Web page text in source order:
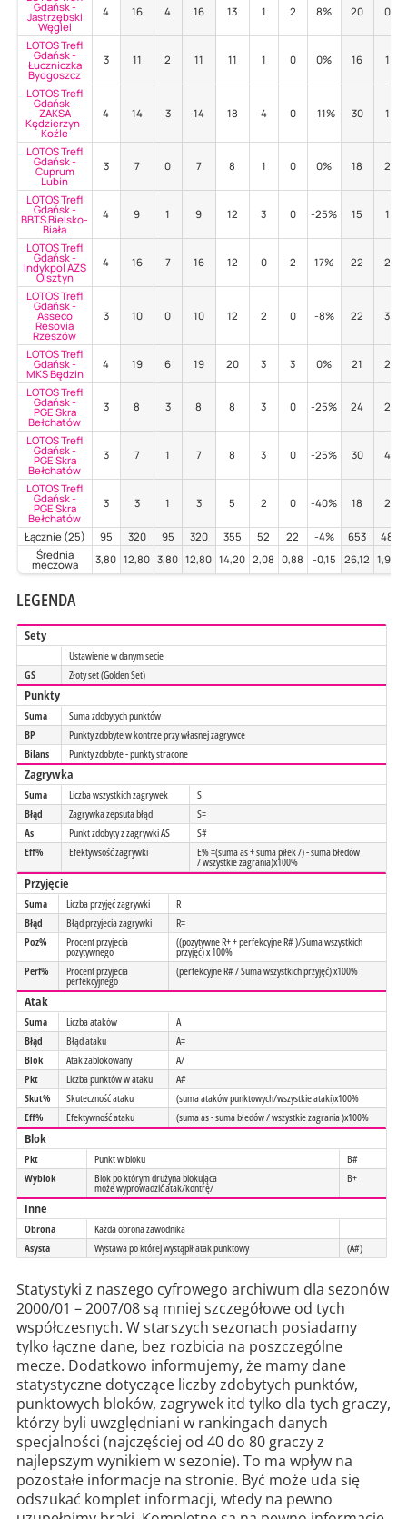
Gdańsk -
Jastrzębski
Węgiel
4 16 4 16 13 1 2 8% 20 0
LOTOS Trefl
Gdańsk -
Łuczniczka
Bydgoszcz
3 11 2 11 11 1 0 0% 16 1
LOTOS Trefl
Gdańsk -
ZAKSA
Kędzierzyn-
Koźle
4 14 3 14 18 4 0 -11% 30 1
LOTOS Trefl
Gdańsk -
Cuprum
Lubin
3 7 0 7 8 1 0 0% 18 2
LOTOS Trefl
Gdańsk -
BBTS Bielsko-
Biała
4 9 1 9 12 3 0 -25% 15 1
LOTOS Trefl
Gdańsk -
Indykpol AZS
Olsztyn
4 16 7 16 12 0 2 17% 22 2
LOTOS Trefl
Gdańsk -
Asseco
Resovia
Rzeszów
3 10 0 10 12 2 0 -8% 22 3
LOTOS Trefl
Gdańsk -
MKS Będzin
4 19 6 19 20 3 3 0% 21 2
LOTOS Trefl
Gdańsk -
PGE Skra
Bełchatów
3 8 3 8 8 3 0 -25% 24 2
LOTOS Trefl
Gdańsk -
PGE Skra
Bełchatów
3 7 1 7 8 3 0 -25% 30 4
LOTOS Trefl
Gdańsk -
PGE Skra
Bełchatów
3 3 1 3 5 2 0 -40% 18 2
Łącznie (25) 95 320 95 320 355 52 22 -4% 653 48
Średnia
meczowa 3,80 12,80 3,80 12,80 14,20 2,08 0,88 -0,15 26,12 1,92
LEGENDA
Sety
Ustawienie w danym secie
GS
Złoty set (Golden Set)
Punkty
Suma
Suma zdobytych punktów
BP
Punkty zdobyte w kontrze przy własnej zagrywce
Bilans
Punkty zdobyte - punkty stracone
Zagrywka
Suma Liczba wszystkich zagrywek
S
Błąd
Zagrywka zepsuta błąd
S=
As
Punkt zdobyty z zagrywki AS
S#
Eff%
Efektywsość zagrywki E% =(suma as + suma piłek /) - suma błedów
/ wszystkie zagrania)x100%
Przyjęcie
Suma Liczba przyjęć zagrywki
R
Błąd
Błąd przyjecia zagrywki
R=
Poz%
Procent przyjecia
pozytywnego
((pozytywne R+ + perfekcyjne R# )/Suma wszystkich
przyjęć) x 100%
Perf%
Procent przyjecia
perfekcyjnego
(perfekcyjne R# / Suma wszystkich przyjęć) x100%
Atak
Suma Liczba ataków
A
Błąd
Błąd ataku
A=
Blok
Atak zablokowany
A/
Pkt
Liczba punktów w ataku
A#
Skut%
Skuteczność ataku
(suma ataków punktowych/wszystkie ataki)x100%
Eff%
Efektywność ataku (suma as - suma błedów / wszystkie zagrania )x100%
Blok
Pkt Punkt w bloku
B#
Wyblok
Blok po którym drużyna blokująca
może wyprowadzić atak/kontrę/
B+
Inne
Obrona
Każda obrona zawodnika
Asysta
Wystawa po której wystąpił atak punktowy (A#)
Statystyki z naszego cyfrowego archiwum dla sezonów
2000/01 – 2007/08 są mniej szczegółowe od tych
współczesnych. W starszych sezonach posiadamy
tylko łączne dane, bez rozbicia na poszczególne
mecze. Dodatkowo informujemy, że mamy dane
statystyczne dotyczące liczby zdobytych punktów,
punktowych bloków, zagrywek itd tylko dla tych graczy,
którzy byli uwzględniani w rankingach danych
specjalności (najczęściej od 40 do 80 graczy z
najlepszym wynikiem w sezonie). To ma wpływ na
pozostałe informacje na stronie. Być może uda się
odszukać komplet informacji, wtedy na pewno